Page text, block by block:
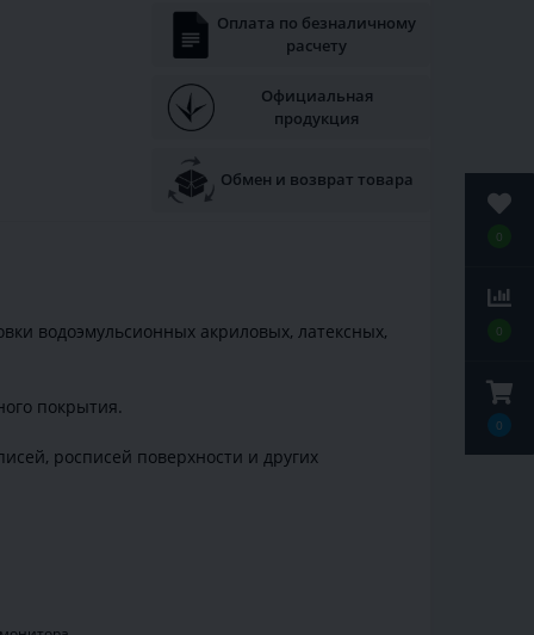
0
0
0
Оплата по безналичному
расчету
Официальная
продукция
Обмен и возврат товара
водоэмульсионных акриловых, латексных,
покрытия.
росписей поверхности и других